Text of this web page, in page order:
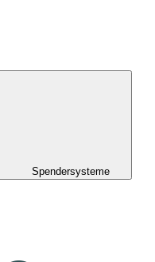
Spendersysteme